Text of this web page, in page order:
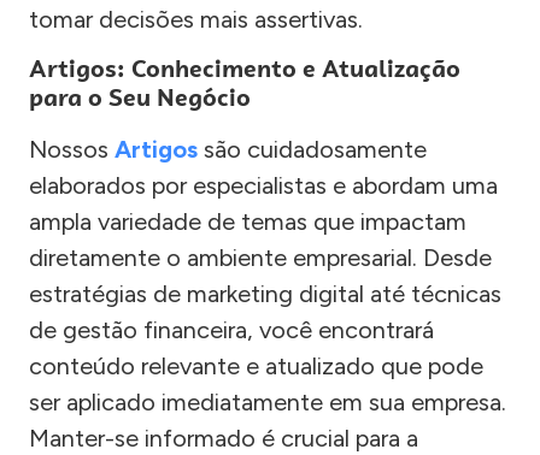
tomar decisões mais assertivas.
Artigos: Conhecimento e Atualização
para o Seu Negócio
Nossos Artigos são cuidadosamente
elaborados por especialistas e abordam uma
ampla variedade de temas que impactam
diretamente o ambiente empresarial. Desde
estratégias de marketing digital até técnicas
de gestão financeira, você encontrará
conteúdo relevante e atualizado que pode
ser aplicado imediatamente em sua empresa.
Manter-se informado é crucial para a